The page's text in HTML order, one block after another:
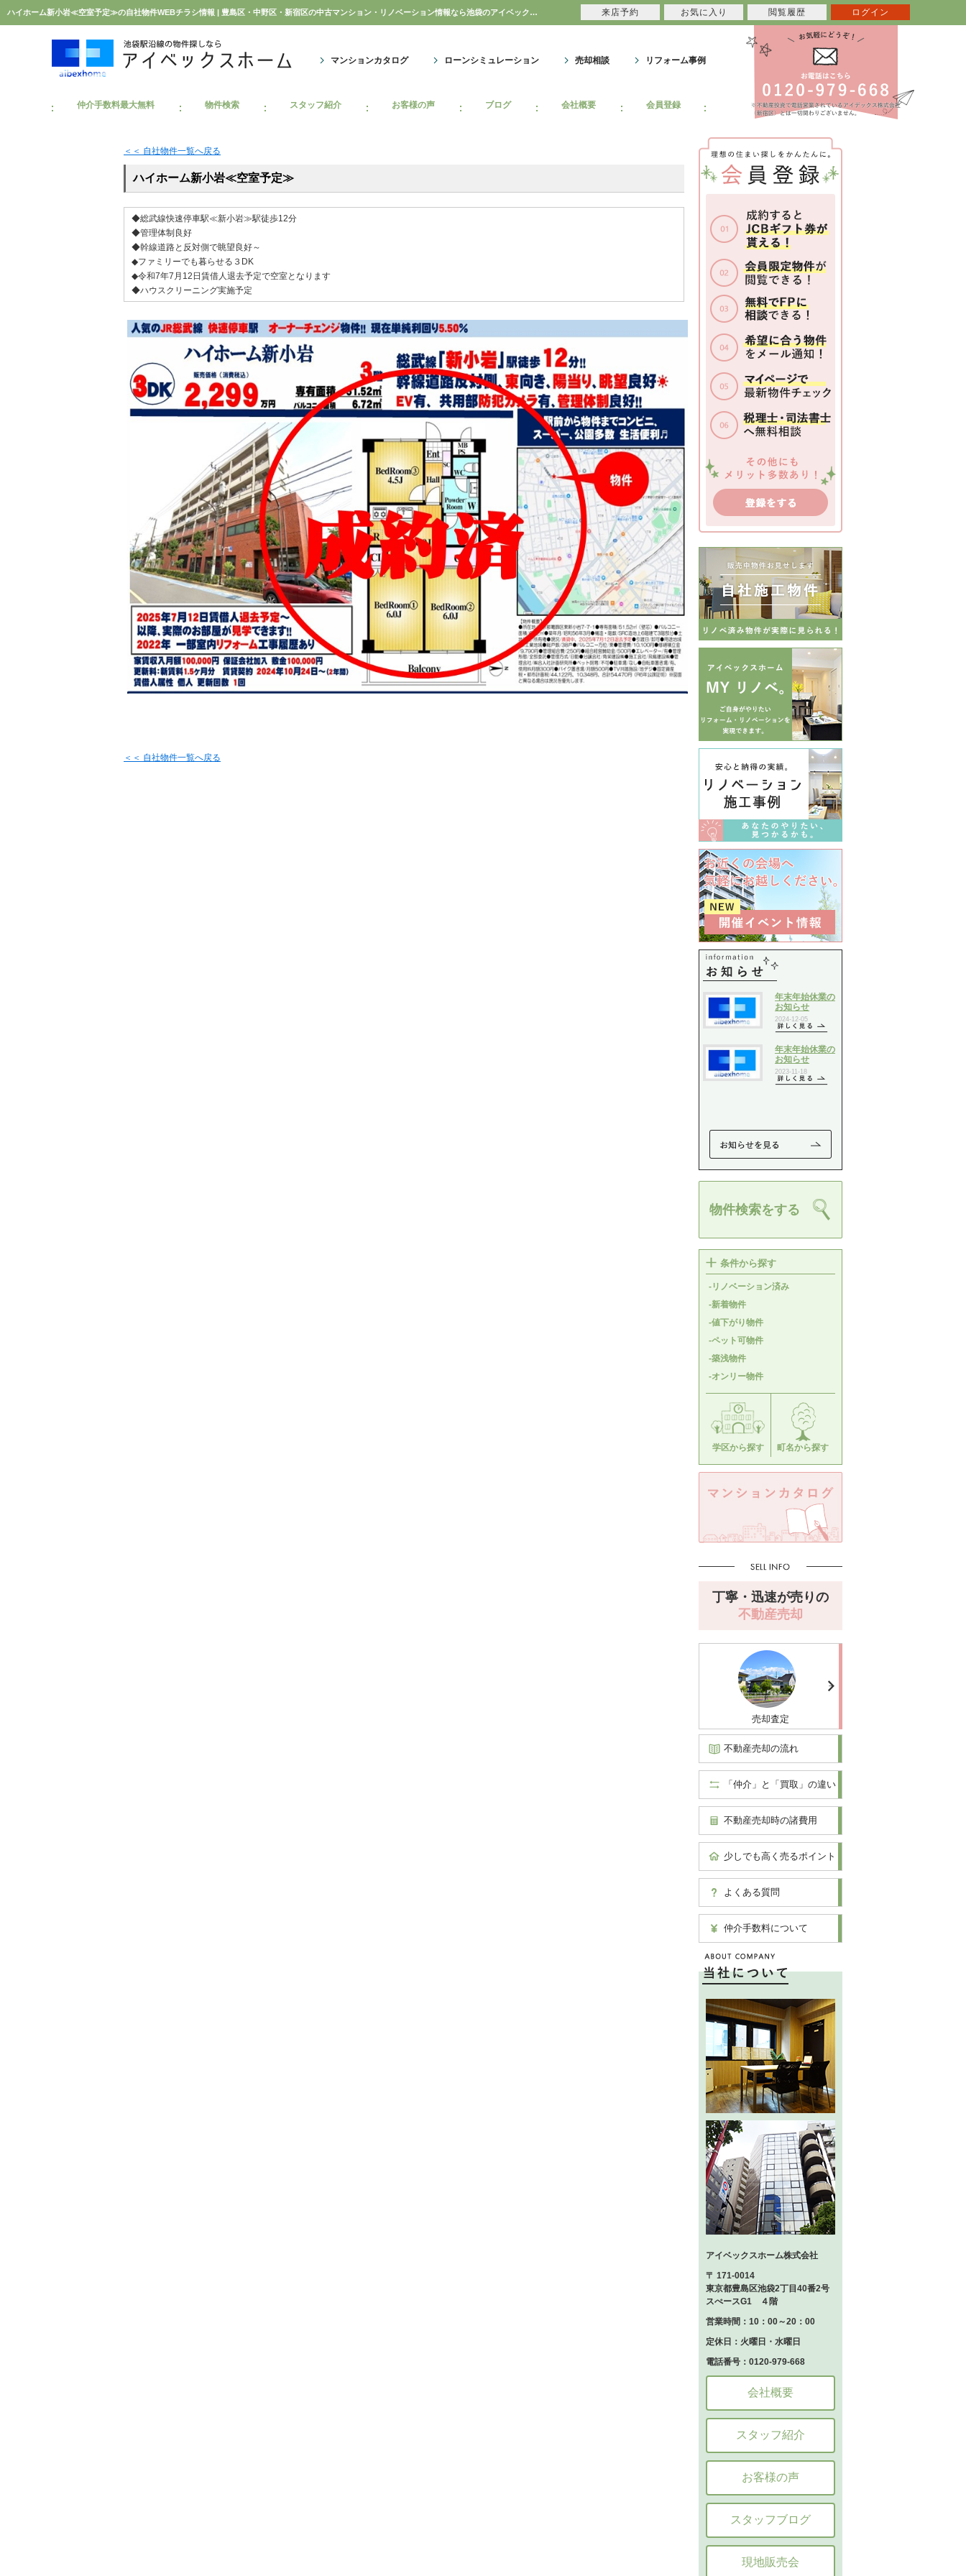
ハイホーム新小岩≪空室予定≫の自社物件WEBチラシ情報 | 豊島区・中野区・新宿区の中古マンション・リノベーション情報なら池袋のアイベックスホーム！
マンションカタログ ローンシミュレーション 売却相談 リフォーム事例
仲介手数料最大無料 物件検索 スタッフ紹介 お客様の声 ブログ 会社概要 会員登録
＜＜ 自社物件一覧へ戻る
ハイホーム新小岩≪空室予定≫
◆総武線快速停車駅≪新小岩≫駅徒歩12分
◆管理体制良好
◆幹線道路と反対側で眺望良好～
◆ファミリーでも暮らせる３DK
◆令和7年7月12日賃借人退去予定で空室となります
◆ハウスクリーニング実施予定
＜＜ 自社物件一覧へ戻る
物件検索をする
条件から探す
-リノベーション済み
-新着物件
-値下がり物件
-ペット可物件
-築浅物件
-オンリー物件
学区から探す 町名から探す
丁寧・迅速が売りの
不動産売却
売却査定
不動産売却の流れ
「仲介」と「買取」の違い
不動産売却時の諸費用
少しでも高く売るポイント
よくある質問
仲介手数料について
アイベックスホーム株式会社
〒 171-0014
東京都豊島区池袋2丁目40番2号
スぺースG1 ４階
営業時間：10：00～20：00
定休日：火曜日・水曜日
電話番号：0120-979-668
会社概要
スタッフ紹介
お客様の声
スタッフブログ
現地販売会
来店予約 お気に入り 閲覧履歴 ログイン